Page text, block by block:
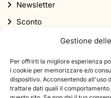
Gestione
Per offrirti la migliore esperienza
i cookie per memorizzare e/o
dispositivo. Acconsentendo all'uso
trattare dati quali il
Newsletter
Sconto
Iscriviti alla nostra